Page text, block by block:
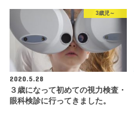
3歳児～
2020.5.28
３歳になって初めての視力検査・
眼科検診に行ってきました。